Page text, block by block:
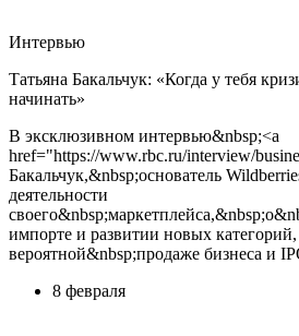
Интервью
Татьяна Бакальчук: «Когда у тебя
начинать»
В эксклюзивном интервью&nbsp;<a
href="https://www.rbc.ru/interview/
Бакальчук,&nbsp;основатель
деятельности
импорте и развитии новых
вероятной&nbsp;продаже бизнеса и
8 февраля